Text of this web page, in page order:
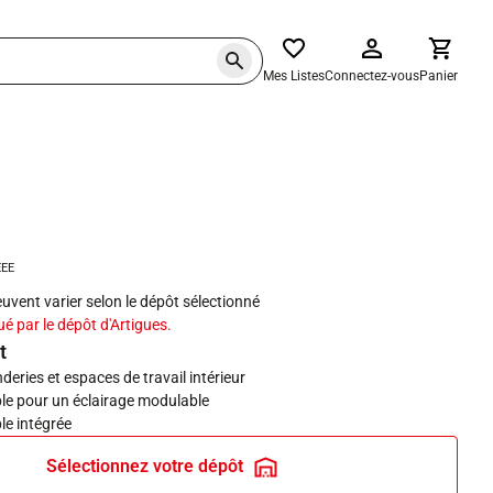
Mes ListesConnectez-vousPanier
varier selon le dépôt sélectionné
par le dépôt d'Artigues.
et espaces de travail intérieur
pour un éclairage modulable
intégrée
Sélectionnez votre dépôt